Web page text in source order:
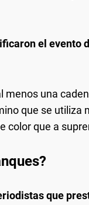
el evento
menos una
que se utiliza
color que a
que